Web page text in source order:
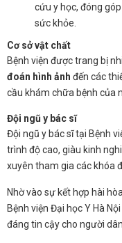
cứu y học, đóng
sức khỏe.
Cơ sở vật chất
Bệnh viện được trang bị
đoán hình ảnh đến các
cầu khám chữa bệnh của
Đội ngũ y bác sĩ
Đội ngũ y bác sĩ tại Bệnh
trình độ cao, giàu kinh
xuyên tham gia các khóa
Nhờ vào sự kết hợp hài
Bệnh viện Đại học Y Hà
đáng tin cậy cho người